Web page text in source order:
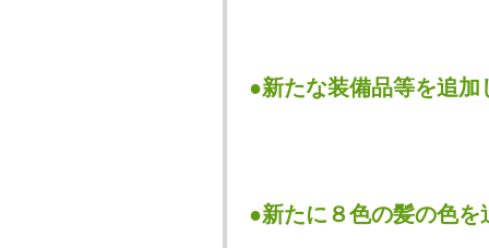
●新たな装備品等を追加
●新たに８色の髪の色を